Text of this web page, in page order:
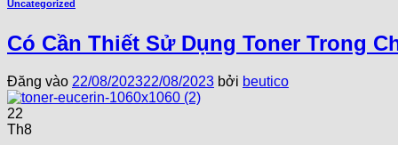
Uncategorized
Có Cần Thiết Sử Dụng Toner Trong
Đăng vào 22/08/202322/08/2023 bởi beutico
22
Th8